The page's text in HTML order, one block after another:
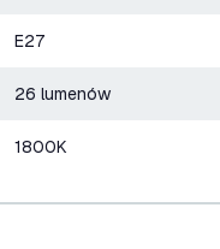
E27
26 lumenów
1800K